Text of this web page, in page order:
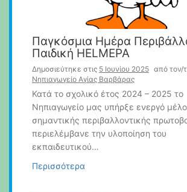
Παγκόσμια Ημέρα
Παιδική HELMEPA
Δημοσιεύτηκε στις 5 Ιουνίου 2025 από τον/
Νηπιαγωγείο Αγίας Βαρβάρας
Κατά το σχολικό έτος 2024 – 2025 το
Νηπιαγωγείο μας υπήρξε ενεργό
σημαντικής περιβαλλοντικής
περιελέμβανε την υλοποίηση του
εκπαιδευτικού…
Περισσότερα